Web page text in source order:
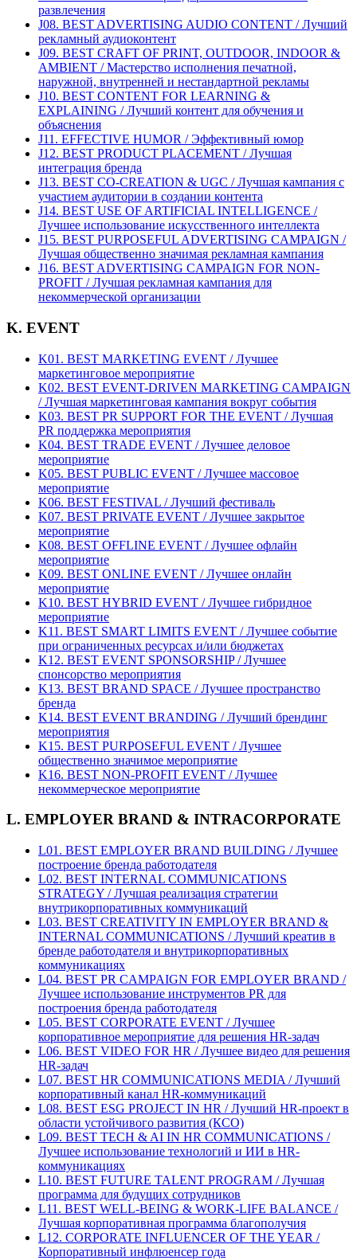
развлечения
J08. BEST ADVERTISING AUDIO CONTENT / Лучший
рекламный аудиоконтент
J09. BEST CRAFT OF PRINT, OUTDOOR, INDOOR &
AMBIENT / Мастерство исполнения печатной,
наружной, внутренней и нестандартной рекламы
J10. BEST CONTENT FOR LEARNING &
EXPLAINING / Лучший контент для обучения и
объяснения
J11. EFFECTIVE HUMOR / Эффективный юмор
J12. BEST PRODUCT PLACEMENT / Лучшая
интеграция бренда
J13. BEST CO-CREATION & UGC / Лучшая кампания с
участием аудитории в создании контента
J14. BEST USE OF ARTIFICIAL INTELLIGENCE /
Лучшее использование искусственного интеллекта
J15. BEST PURPOSEFUL ADVERTISING CAMPAIGN /
Лучшая общественно значимая рекламная кампания
J16. BEST ADVERTISING CAMPAIGN FOR NON-
PROFIT / Лучшая рекламная кампания для
некоммерческой организации
K. EVENT
K01. BEST MARKETING EVENT / Лучшее
маркетинговое мероприятие
K02. BEST EVENT-DRIVEN MARKETING CAMPAIGN
/ Лучшая маркетинговая кампания вокруг события
K03. BEST PR SUPPORT FOR THE EVENT / Лучшая
PR поддержка мероприятия
K04. BEST TRADE EVENT / Лучшее деловое
мероприятие
K05. BEST PUBLIC EVENT / Лучшее массовое
мероприятие
K06. BEST FESTIVAL / Лучший фестиваль
K07. BEST PRIVATE EVENT / Лучшее закрытое
мероприятие
K08. BEST OFFLINE EVENT / Лучшее офлайн
мероприятие
K09. BEST ONLINE EVENT / Лучшее онлайн
мероприятие
K10. BEST HYBRID EVENT / Лучшее гибридное
мероприятие
K11. BEST SMART LIMITS EVENT / Лучшее событие
при ограниченных ресурсах и/или бюджетах
K12. BEST EVENT SPONSORSHIP / Лучшее
спонсорство мероприятия
K13. BEST BRAND SPACE / Лучшее пространство
бренда
K14. BEST EVENT BRANDING / Лучший брендинг
мероприятия
K15. BEST PURPOSEFUL EVENT / Лучшее
общественно значимое мероприятие
K16. BEST NON-PROFIT EVENT / Лучшее
некоммерческое мероприятие
L. EMPLOYER BRAND & INTRACORPORATE
L01. BEST EMPLOYER BRAND BUILDING / Лучшее
построение бренда работодателя
L02. BEST INTERNAL COMMUNICATIONS
STRATEGY / Лучшая реализация стратегии
внутрикорпоративных коммуникаций
L03. BEST CREATIVITY IN EMPLOYER BRAND &
INTERNAL COMMUNICATIONS / Лучший креатив в
бренде работодателя и внутрикорпоративных
коммуникациях
L04. BEST PR CAMPAIGN FOR EMPLOYER BRAND /
Лучшее использование инструментов PR для
построения бренда работодателя
L05. BEST CORPORATE EVENT / Лучшее
корпоративное мероприятие для решения HR-задач
L06. BEST VIDEO FOR HR / Лучшее видео для решения
HR-задач
L07. BEST HR COMMUNICATIONS MEDIA / Лучший
корпоративный канал HR-коммуникаций
L08. BEST ESG PROJECT IN HR / Лучший HR-проект в
области устойчивого развития (КСО)
L09. BEST TECH & AI IN HR COMMUNICATIONS /
Лучшее использование технологий и ИИ в HR-
коммуникациях
L10. BEST FUTURE TALENT PROGRAM / Лучшая
программа для будущих сотрудников
L11. BEST WELL-BEING & WORK-LIFE BALANCE /
Лучшая корпоративная программа благополучия
L12. CORPORATE INFLUENCER OF THE YEAR /
Корпоративный инфлюенсер года